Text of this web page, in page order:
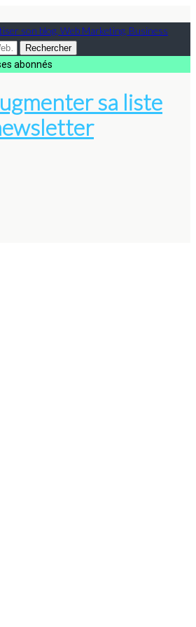
son blog, Web Marketing, Business
abonnés
sa liste